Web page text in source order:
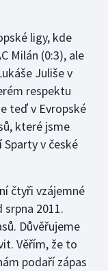
ligy, kde
Milán (0:3), ale
Juliše v
respektu
teď v Evropské
které jsme
v české
čtyři vzájemné
2011.
Důvěřujeme
Věřím, že to
podaří zápas